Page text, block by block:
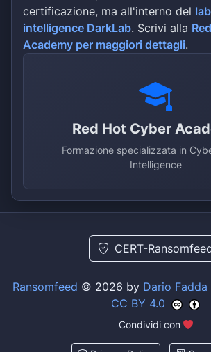
certificazione, ma all'interno del
intelligence DarkLab. Scrivi alla
Academy per maggiori dettagli.
Red Hot Cyber
Formazione specializzata in
Intelligence
CERT-
Ransomfeed © 2026 by Dario Fadda
CC BY 4.0
Condividi con